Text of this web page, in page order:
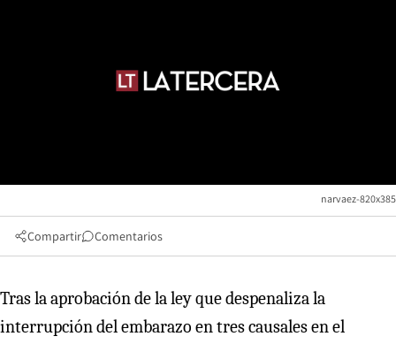
narvaez-820x385
Compartir Comentarios
Tras la aprobación de la ley que despenaliza la
interrupción del embarazo en tres causales en el